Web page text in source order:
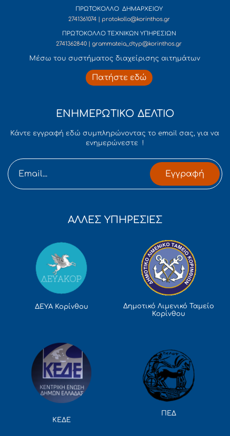
ΠΡΩΤΟΚΟΛΛΟ ΔΗΜΑΡΧΕΙΟΥ
2741361074 | protokollo@korinthos.gr
ΠΡΩΤΟΚΟΛΛΟ ΤΕΧΝΙΚΩΝ ΥΠΗΡΕΣΙΩΝ
2741362840 | grammateia_dtyp@korinthos.gr
Mέσω του συστήματος διαχείρισης αιτημάτων
Πατήστε εδώ
ΕΝΗΜΕΡΩΤΙΚΟ ΔΕΛΤΙΟ
Κάντε εγγραφή εδώ συμπληρώνοντας το email σας, για να
ενημερώνεστε !
Εγγραφή
ΑΛΛΕΣ ΥΠΗΡΕΣΙΕΣ
ΔΕΥΑ Κορίνθου
Δημοτικό Λιμενικό Ταμείο
Κορίνθου
ΚΕΔΕ
ΠΕΔ